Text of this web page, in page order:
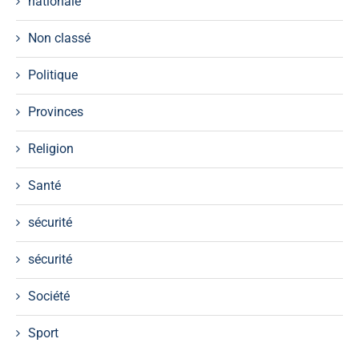
Non classé
Politique
Provinces
Religion
Santé
sécurité
sécurité
Société
Sport